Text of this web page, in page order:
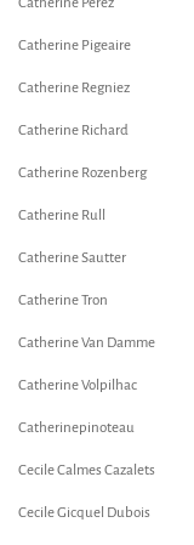
Catherine Pigeaire
Catherine Regniez
Catherine Richard
Catherine Rozenberg
Catherine Rull
Catherine Sautter
Catherine Tron
Catherine Van Damme
Catherine Volpilhac
Catherinepinoteau
Cecile Calmes Cazalets
Cecile Gicquel Dubois